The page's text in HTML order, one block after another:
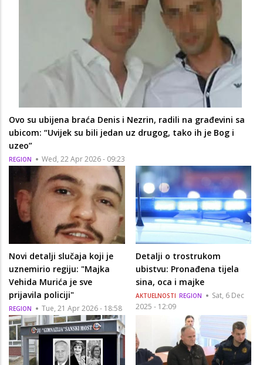
Ovo su ubijena braća Denis i Nezrin, radili na građevini sa
ubicom: “Uvijek su bili jedan uz drugog, tako ih je Bog i
uzeo”
REGION Wed, 22 Apr 2026 - 09:23
Novi detalji slučaja koji je
uznemirio regiju: "Majka
Vehida Murića je sve
prijavila policiji"
REGION Tue, 21 Apr 2026 - 18:58
Detalji o trostrukom
ubistvu: Pronađena tijela
sina, oca i majke
AKTUELNOSTI REGION
Sat, 6 Dec
2025 - 12:09